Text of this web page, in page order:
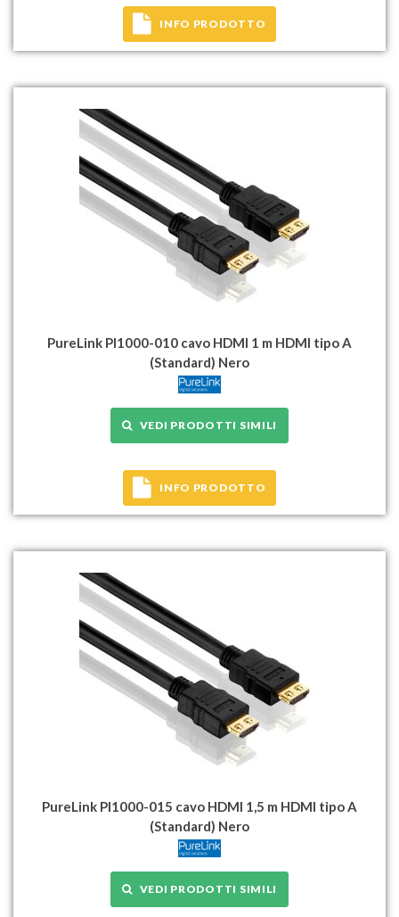
INFO PRODOTTO
PureLink PI1000-010 cavo HDMI 1 m HDMI tipo A
(Standard) Nero
VEDI PRODOTTI SIMILI
INFO PRODOTTO
PureLink PI1000-015 cavo HDMI 1,5 m HDMI tipo A
(Standard) Nero
VEDI PRODOTTI SIMILI